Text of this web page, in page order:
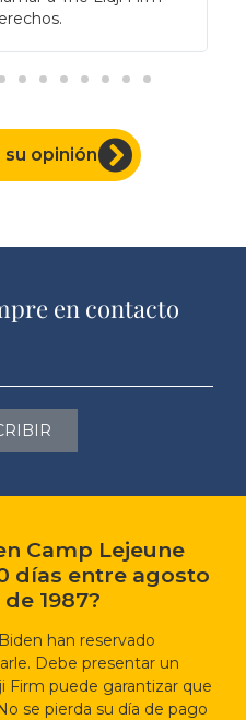
su opinión
en contacto
Camp Lejeune
días entre agosto
1987?
han reservado
Debe presentar un
Firm puede garantizar que
se pierda su día de pago